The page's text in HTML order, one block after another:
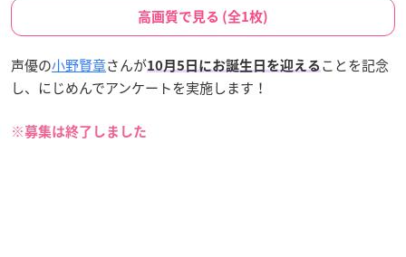
高画質で見る (全1枚)
声優の小野賢章さんが10月5日にお誕生日を迎える ことを記念
し、にじめんでアンケートを実施します！
※募集は終了しました